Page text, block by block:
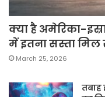
क्या है अमेरिका-
में इतना सस्ता मिल
March 25, 2026
तबाह